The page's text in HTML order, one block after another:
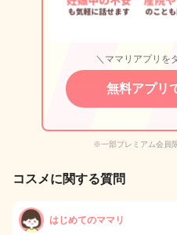
＼ママリアプリを
無料アプリ
※一部プレミアム会員
コスメに関する質問
はじめてのママリ